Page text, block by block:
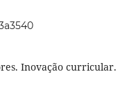
Inovação curricular.